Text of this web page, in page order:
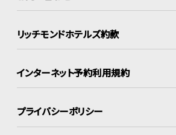
リッチモンドホテルズ約款
インターネット予約利用規約
プライバシーポリシー